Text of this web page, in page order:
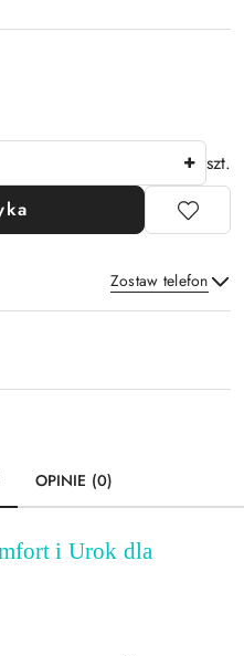
szt.
Zostaw telefon
OPINIE (0)
i Urok dla